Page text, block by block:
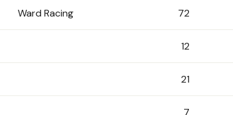
Ward Racing 72
12
21
7